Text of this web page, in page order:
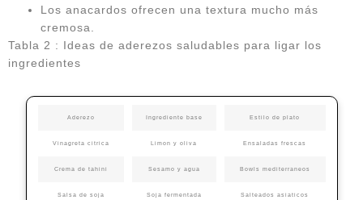
Los anacardos ofrecen una textura mucho más
cremosa.
Tabla 2 : Ideas de aderezos saludables para ligar los
ingredientes
Aderezo Ingrediente base Estilo de plato
Vinagreta citrica Limon y oliva Ensaladas frescas
Crema de tahini Sesamo y agua Bowls mediterraneos
Salsa de soja Soja fermentada Salteados asiaticos